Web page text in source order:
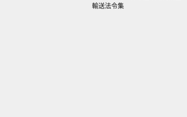
輸送法令集